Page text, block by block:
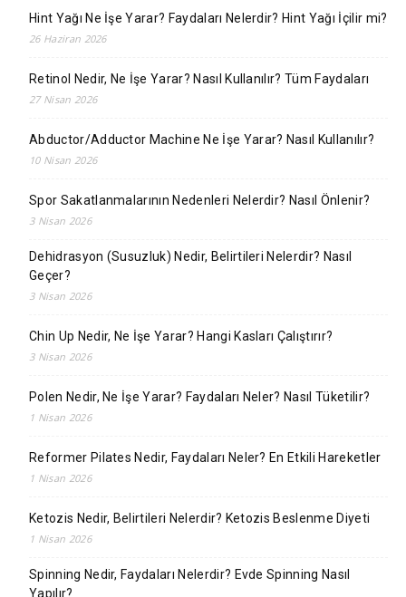
Hint Yağı Ne İşe Yarar? Faydaları Nelerdir? Hint Yağı İçilir mi?
26 Haziran 2026
Retinol Nedir, Ne İşe Yarar? Nasıl Kullanılır? Tüm Faydaları
27 Nisan 2026
Abductor/Adductor Machine Ne İşe Yarar? Nasıl Kullanılır?
10 Nisan 2026
Spor Sakatlanmalarının Nedenleri Nelerdir? Nasıl Önlenir?
3 Nisan 2026
Dehidrasyon (Susuzluk) Nedir, Belirtileri Nelerdir? Nasıl
Geçer?
3 Nisan 2026
Chin Up Nedir, Ne İşe Yarar? Hangi Kasları Çalıştırır?
3 Nisan 2026
Polen Nedir, Ne İşe Yarar? Faydaları Neler? Nasıl Tüketilir?
1 Nisan 2026
Reformer Pilates Nedir, Faydaları Neler? En Etkili Hareketler
1 Nisan 2026
Ketozis Nedir, Belirtileri Nelerdir? Ketozis Beslenme Diyeti
1 Nisan 2026
Spinning Nedir, Faydaları Nelerdir? Evde Spinning Nasıl
Yapılır?